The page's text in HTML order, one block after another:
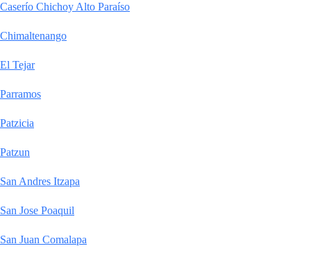
Caserío Chichoy Alto Paraíso
Chimaltenango
El Tejar
Parramos
Patzicia
Patzun
San Andres Itzapa
San Jose Poaquil
San Juan Comalapa